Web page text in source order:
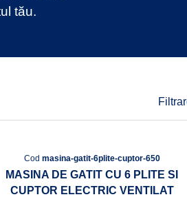
tău.
Cod masina-gatit-6plite-cuptor-650
MASINA DE GATIT CU 6 PLITE SI
CUPTOR ELECTRIC VENTILAT